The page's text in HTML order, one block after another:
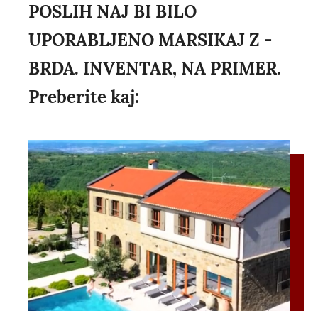
POSLIH NAJ BI BILO
UPORABLJENO MARSIKAJ Z -
BRDA. INVENTAR, NA PRIMER.
Preberite kaj: